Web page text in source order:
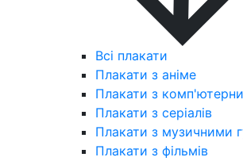
Всі плакати
Плакати з аніме
Плакати з
Плакати з серіалів
Плакати з музичними
Плакати з фільмів